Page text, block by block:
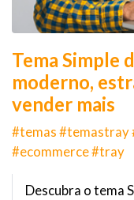
Tema Simple
moderno,
vender mais
#temas #temastray
#ecommerce #tray
Descubra o tema